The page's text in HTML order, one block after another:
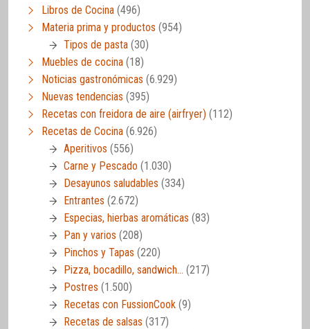
Libros de Cocina (496)
Materia prima y productos (954)
Tipos de pasta (30)
Muebles de cocina (18)
Noticias gastronómicas (6.929)
Nuevas tendencias (395)
Recetas con freidora de aire (airfryer) (112)
Recetas de Cocina (6.926)
Aperitivos (556)
Carne y Pescado (1.030)
Desayunos saludables (334)
Entrantes (2.672)
Especias, hierbas aromáticas (83)
Pan y varios (208)
Pinchos y Tapas (220)
Pizza, bocadillo, sandwich… (217)
Postres (1.500)
Recetas con FussionCook (9)
Recetas de salsas (317)